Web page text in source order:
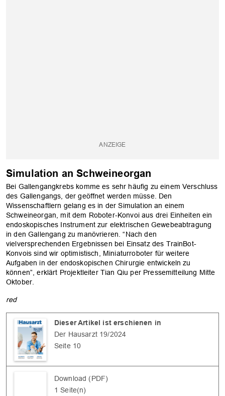
Simulation an Schweineorgan
Bei Gallengangkrebs komme es sehr häufig zu einem Verschluss
des Gallengangs, der geöffnet werden müsse. Den
Wissenschaftlern gelang es in der Simulation an einem
Schweineorgan, mit dem Roboter-Konvoi aus drei Einheiten ein
endoskopisches Instrument zur elektrischen Gewebeabtragung
in den Gallengang zu manövrieren. “Nach den
vielversprechenden Ergebnissen bei Einsatz des TrainBot-
Konvois sind wir optimistisch, Miniaturroboter für weitere
Aufgaben in der endoskopischen Chirurgie entwickeln zu
können”, erklärt Projektleiter Tian Qiu per Pressemitteilung Mitte
Oktober.
red
Dieser Artikel ist erschienen in
Der Hausarzt 19/2024
Seite 10
Download (PDF)
1 Seite(n)